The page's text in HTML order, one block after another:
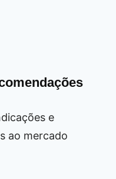
e
ao mercado